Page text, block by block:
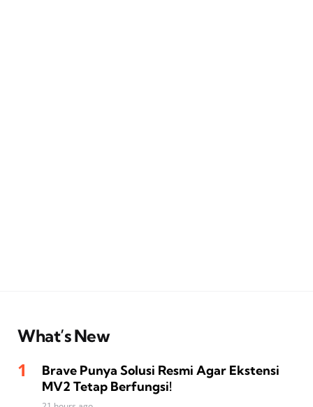
What’s New
Brave Punya Solusi Resmi Agar Ekstensi
MV2 Tetap Berfungsi!